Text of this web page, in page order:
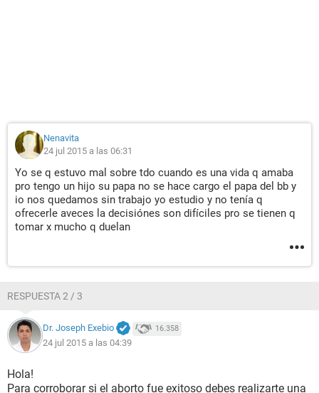
Nenavita
24 jul 2015 a las 06:31
Yo se q estuvo mal sobre tdo cuando es una vida q amaba
pro tengo un hijo su papa no se hace cargo el papa del bb y
io nos quedamos sin trabajo yo estudio y no tenía q
ofrecerle aveces la decisiónes son difíciles pro se tienen q
tomar x mucho q duelan
RESPUESTA 2 / 3
Dr. Joseph Exebio 16.358
24 jul 2015 a las 04:39
Hola!
Para corroborar si el aborto fue exitoso debes realizarte una